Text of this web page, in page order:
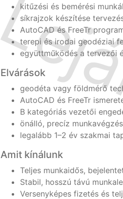
kitűzési és bemérési
síkrajzok készítése
AutoCAD és FreeTr
terepi és irodai geodéziai
együttműködés a tervezői
Elvárások
geodéta vagy földmérő
AutoCAD és FreeTr
B kategóriás vezetői
önálló, precíz
legalább 1–2 év szakmai
Amit kínálunk
Teljes munkaidős,
Stabil, hosszú távú
Versenyképes fizetés és